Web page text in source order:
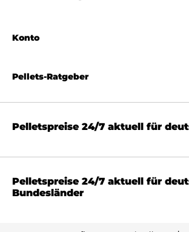
Pellets-Ratgeber
Konto
Pelletspreise 24/7 aktuell für
Pelletspreise 24/7 aktuell für
Bundesländer